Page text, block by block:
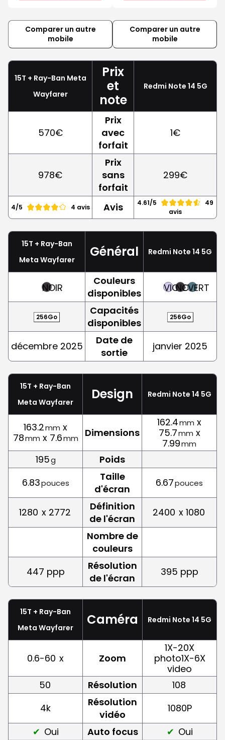
Comparer un autre
mobile
Comparer un autre
mobile
15T + Ray-Ban Meta
Wayfarer
Prix
et
note
Redmi Note 14 5G
570€
Prix
avec
forfait
1€
978€
Prix
sans
forfait
299€
4/5 4 avis Avis 4.61/5
49
avis
15T + Ray-Ban
Meta Wayfarer
Général Redmi Note 14 5G
NOIR
Couleurs
disponibles
VIOLET
NOIRVERT
256Go
Capacités
disponibles
256Go
décembre 2025
Date de
sortie
janvier 2025
15T + Ray-Ban
Meta Wayfarer
Design Redmi Note 14 5G
163.2mm x
78mm x 7.6mm Dimensions
162.4mm x
75.7mm x
7.99mm
195g
Poids
6.83pouces
Taille
d'écran
6.67pouces
1280 x 2772
Définition
de l'écran
2400 x 1080
Nombre de
couleurs
447 ppp
Résolution
de l'écran
395 ppp
15T + Ray-Ban
Meta Wayfarer
Caméra Redmi Note 14 5G
0.6-60 x Zoom
1X-20X
photo1X-6X
video
50
Résolution
108
4k
Résolution
vidéo
1080P
Oui
Auto focus
Oui